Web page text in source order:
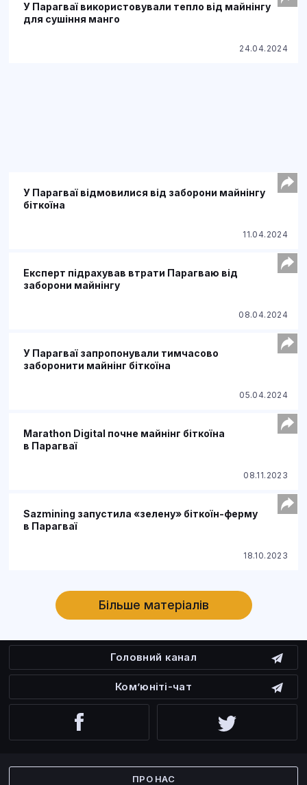
У Парагваї використовували тепло від майнінгу
для сушіння манго
24.04.2024
У Парагваї відмовилися від заборони майнінгу
біткоїна
11.04.2024
Експерт підрахував втрати Парагваю від
заборони майнінгу
08.04.2024
У Парагваї запропонували тимчасово
заборонити майнінг біткоїна
05.04.2024
Marathon Digital почне майнінг біткоїна
в Парагваї
08.11.2023
Sazmining запустила «зелену» біткоїн-ферму
в Парагваї
18.10.2023
Більше матеріалів
Головний канал
Ком’юніті-чат
ПРО НАС